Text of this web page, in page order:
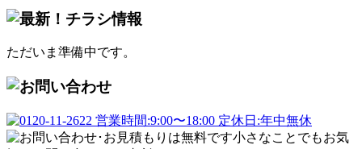
ただいま準備中です。